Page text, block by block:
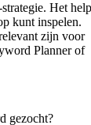
Het
kunt inspelen.
zijn voor
Planner of
gezocht?